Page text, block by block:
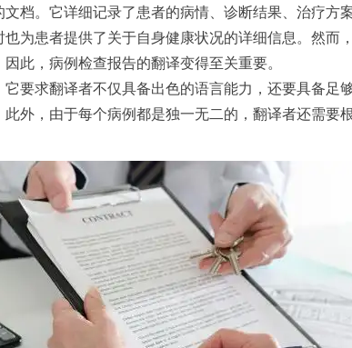
。它详细记录了患者的病情、诊断结果、治疗方
为患者提供了关于自身健康状况的详细信息。然而
此，病例检查报告的翻译变得至关重要。
求翻译者不仅具备出色的语言能力，还要具备足
外，由于每个病例都是独一无二的，翻译者还需要